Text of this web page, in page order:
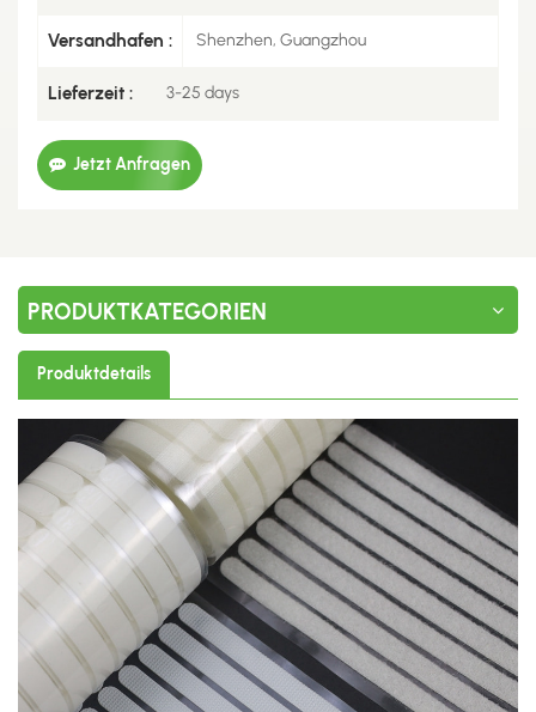
Versandhafen : Shenzhen, Guangzhou
Lieferzeit : 3-25 days
Jetzt Anfragen
PRODUKTKATEGORIEN
Produktdetails